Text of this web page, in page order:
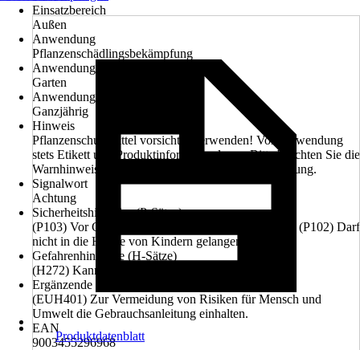
Einsatzbereich
Außen
Anwendung
Pflanzenschädlingsbekämpfung
Anwendungsbereich
Garten
Anwendungszeitraum
Ganzjährig
Hinweis
Pflanzenschutzmittel vorsichtig verwenden! Vor Verwendung
stets Etikett und Produktinformation lesen. Bitte beachten Sie die
Warnhinweise und -symbole in der Gebrauchsanleitung.
Signalwort
Achtung
Sicherheitshinweise (P-Sätze)
(P103) Vor Gebrauch Kennzeichnungsetikett lesen., (P102) Darf
nicht in die Hände von Kindern gelangen.
Gefahrenhinweise (H-Sätze)
(H272) Kann Brand verstärken, Oxidationsmittel.
Ergänzende Gefahrenmerkmale (EUH-Sätze)
(EUH401) Zur Vermeidung von Risiken für Mensch und
Umwelt die Gebrauchsanleitung einhalten.
EAN
9003455296968
Produktdatenblatt